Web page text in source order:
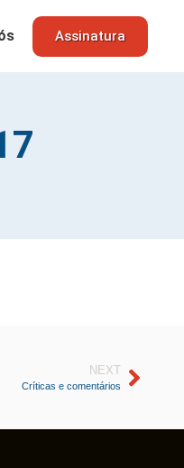
Assinatura
NEXT
Críticas e comentários